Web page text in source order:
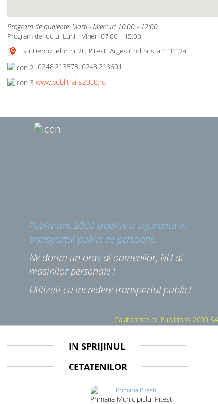
Program de audiente: Marti - Miercuri 10:00 - 12:00
Program de lucru: Luni - Vineri 07:00 - 15:00
Str.Depozitelor-nr.2L, Pitesti-Arges Cod postal:110129
0248.213573; 0248.213601
www.publitrans2000.ro
Publitrans 2000 traditie si siguranta in
transportul public de persoane.
Ne dorim un oras al oamenilor, NU al
masinilor personale !
Utilizati cu incredere transportul public!
Calatoreste cu Publitrans 2000 SA
IN SPRIJINUL
CETATENILOR
Primaria Municipiului Pitesti